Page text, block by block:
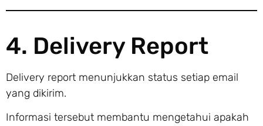
4. Delivery Report
Delivery report menunjukkan status setiap email
yang dikirim.
Informasi tersebut membantu mengetahui apakah